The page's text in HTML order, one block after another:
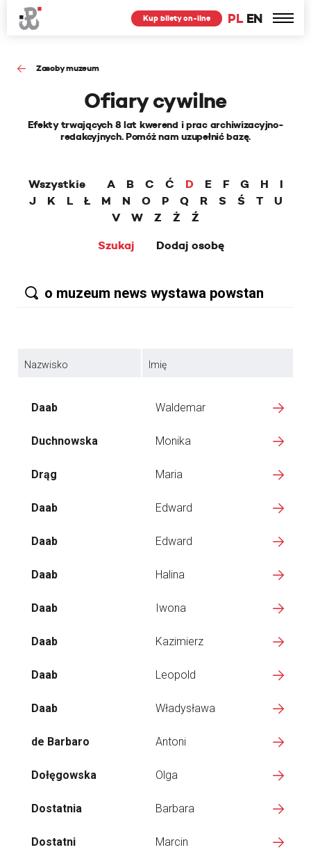
PL EN
Kup bilety on-line
Zasoby muzeum
Ofiary cywilne
Efekty trwających 8 lat kwerend i prac archiwizacyjno-
redakcyjnych. Pomóż nam uzupełnić bazę.
Wszystkie A B C Ć D E F G H
I
J
K L Ł M N O P Q R S Ś T
U
V
W Z Ż
Ź
Szukaj
Dodaj osobę
Nazwisko Imię
Daab Waldemar
Duchnowska Monika
Drąg Maria
Daab Edward
Daab Edward
Daab Halina
Daab Iwona
Daab Kazimierz
Daab Leopold
Daab Władysława
de Barbaro Antoni
Dołęgowska Olga
Dostatnia Barbara
Dostatni Marcin